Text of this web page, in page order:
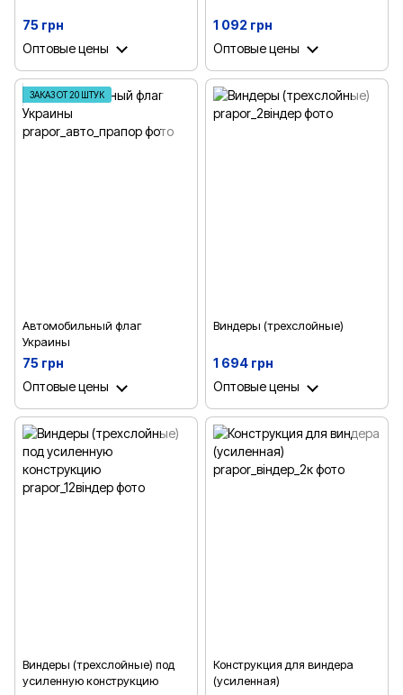
75 грн
Оптовые цены
1 092 грн
Оптовые цены
ЗАКАЗ ОТ 20 ШТУК
Автомобильный флаг
Украины
75 грн
Оптовые цены
Виндеры (трехслойные)
1 694 грн
Оптовые цены
Виндеры (трехслойные) под
усиленную конструкцию
Конструкция для виндера
(усиленная)